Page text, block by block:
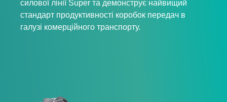
силової лінії Super та демонструє найвищий
стандарт продуктивності коробок передач в
галузі комерційного транспорту.